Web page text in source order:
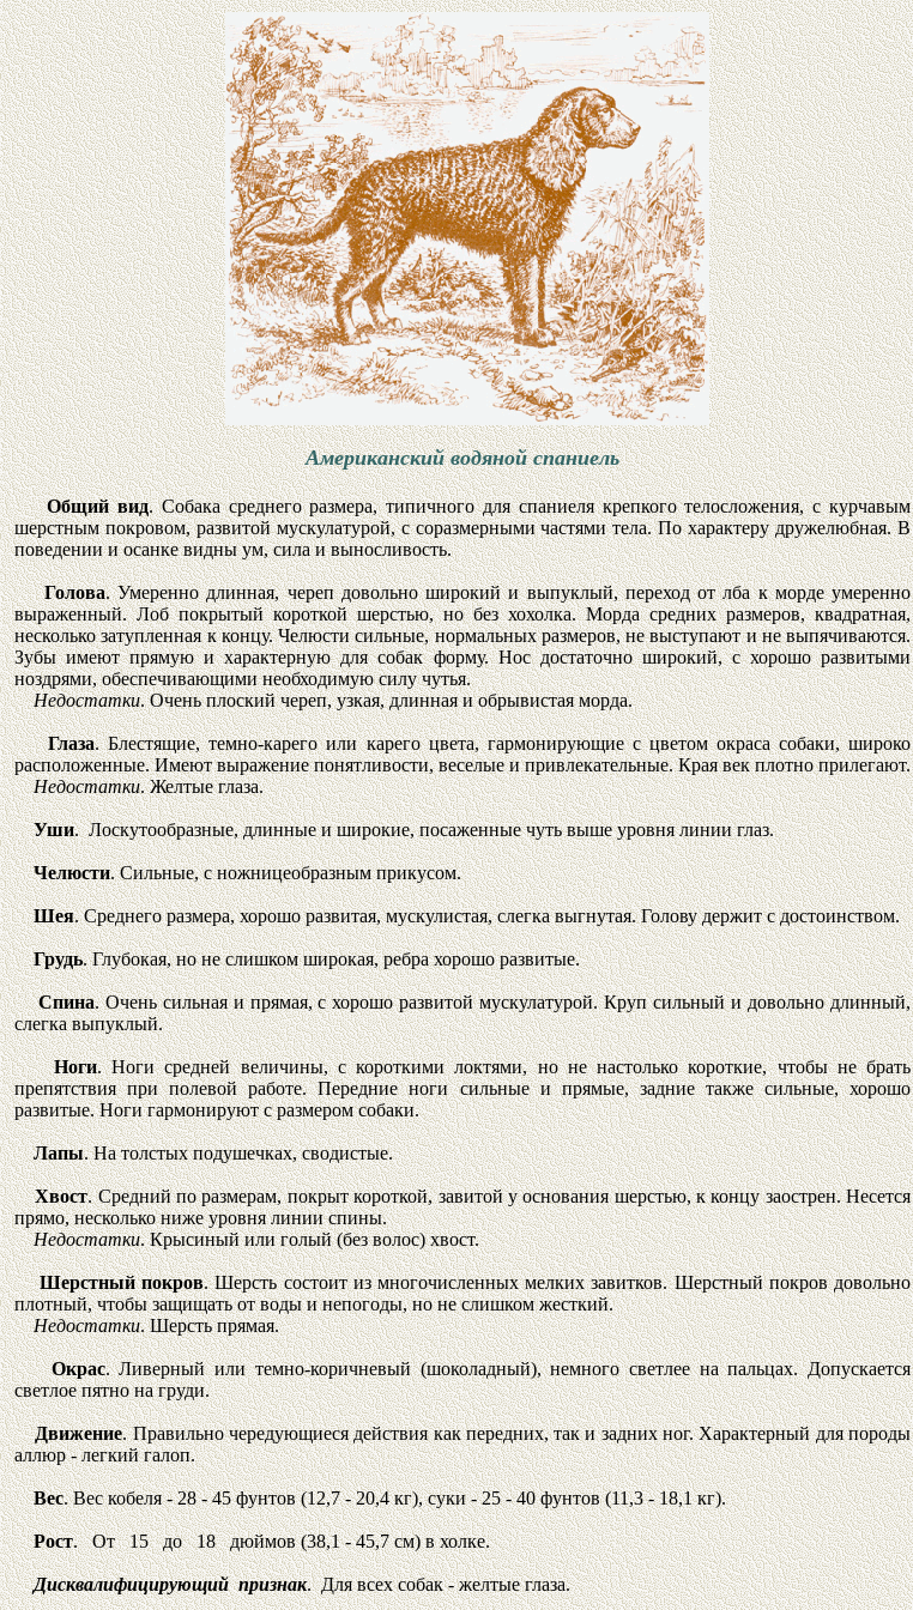
Американский водяной спаниель
Общий вид. Собака среднего размера, типичного для спаниеля крепкого телосложения, с курчавым
шерстным покровом, развитой мускулатурой, с соразмерными частями тела. По характеру дружелюбная. В
поведении и осанке видны ум, сила и выносливость.
Голова. Умеренно длинная, череп довольно широкий и выпуклый, переход от лба к морде умеренно
выраженный. Лоб покрытый короткой шерстью, но без хохолка. Морда средних размеров, квадратная,
несколько затупленная к концу. Челюсти сильные, нормальных размеров, не выступают и не выпячиваются.
Зубы имеют прямую и характерную для собак форму. Нос достаточно широкий, с хорошо развитыми
ноздрями, обеспечивающими необходимую силу чутья.
Недостатки. Очень плоский череп, узкая, длинная и обрывистая морда.
Глаза. Блестящие, темно-карего или карего цвета, гармонирующие с цветом окраса собаки, широко
расположенные. Имеют выражение понятливости, веселые и привлекательные. Края век плотно прилегают.
Недостатки. Желтые глаза.
Уши. Лоскутообразные, длинные и широкие, посаженные чуть выше уровня линии глаз.
Челюсти. Сильные, с ножницеобразным прикусом.
Шея. Среднего размера, хорошо развитая, мускулистая, слегка выгнутая. Голову держит с достоинством.
Грудь. Глубокая, но не слишком широкая, ребра хорошо развитые.
Спина. Очень сильная и прямая, с хорошо развитой мускулатурой. Круп сильный и довольно длинный,
слегка выпуклый.
Ноги. Ноги средней величины, с короткими локтями, но не настолько короткие, чтобы не брать
препятствия при полевой работе. Передние ноги сильные и прямые, задние также сильные, хорошо
развитые. Ноги гармонируют с размером собаки.
Лапы. На толстых подушечках, сводистые.
Хвост. Средний по размерам, покрыт короткой, завитой у основания шерстью, к концу заострен. Несется
прямо, несколько ниже уровня линии спины.
Недостатки. Крысиный или голый (без волос) хвост.
Шерстный покров. Шерсть состоит из многочисленных мелких завитков. Шерстный покров довольно
плотный, чтобы защищать от воды и непогоды, но не слишком жесткий.
Недостатки. Шерсть прямая.
Окрас. Ливерный или темно-коричневый (шоколадный), немного светлее на пальцах. Допускается
светлое пятно на груди.
Движение. Правильно чередующиеся действия как передних, так и задних ног. Характерный для породы
аллюр - легкий галоп.
Вес. Вес кобеля - 28 - 45 фунтов (12,7 - 20,4 кг), суки - 25 - 40 фунтов (11,3 - 18,1 кг).
Рост. От 15 до 18 дюймов (38,1 - 45,7 см) в холке.
Дисквалифицирующий признак. Для всех собак - желтые глаза.